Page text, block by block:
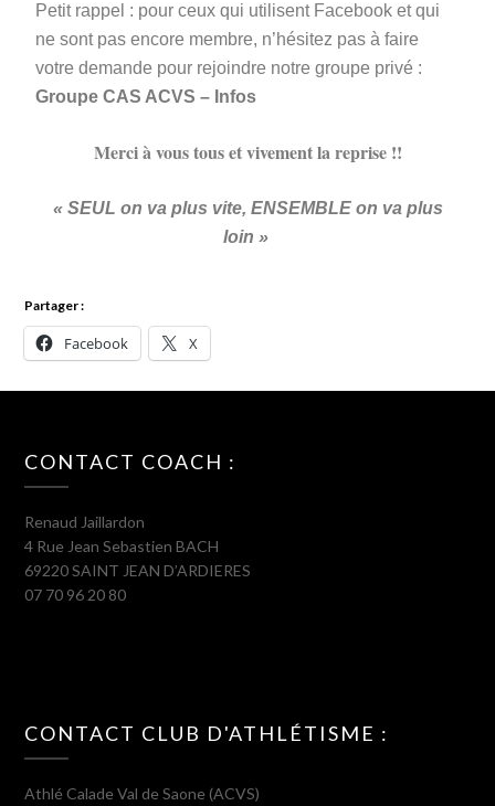
Petit rappel : pour ceux qui utilisent Facebook et qui
ne sont pas encore membre, n’hésitez pas à faire
votre demande pour rejoindre notre groupe privé :
Groupe CAS ACVS – Infos
Merci à vous tous et vivement la reprise !!
« SEUL on va plus vite, ENSEMBLE on va plus
loin »
Partager :
Facebook X
CONTACT COACH :
Renaud Jaillardon
4 Rue Jean Sebastien BACH
69220 SAINT JEAN D’ARDIERES
07 70 96 20 80
CONTACT CLUB D'ATHLÉTISME :
Athlé Calade Val de Saone (ACVS)